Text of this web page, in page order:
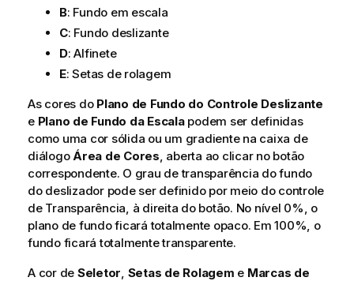
B: Fundo em escala
C: Fundo deslizante
D: Alfinete
E: Setas de rolagem
As cores do Plano de Fundo do Controle Deslizante
e Plano de Fundo da Escalapodem ser definidas
como uma cor sólida ou um gradiente na caixa de
diálogo Área de Cores , aberta ao clicar no botão
correspondente. O grau de transparência do fundo
do deslizador pode ser definido por meio do controle
de Transparência, à direita do botão. No nível 0%, o
plano de fundo ficará totalmente opaco. Em 100%, o
fundo ficará totalmente transparente.
A cor de Seletor Setas de Rolagem e Marcas de